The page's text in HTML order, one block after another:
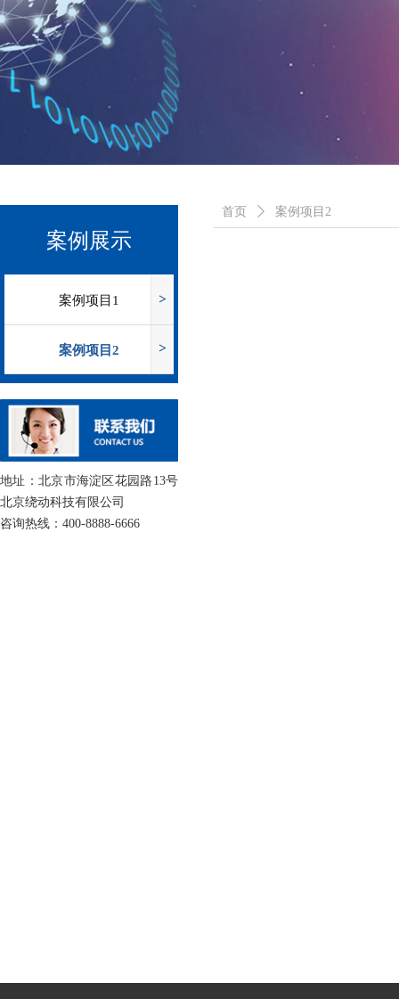
首页 ꄲ 案例项目2
案例展示
案例项目1
案例项目2
地址：北京市海淀区花园路13号
北京绕动科技有限公司
咨询热线：400-8888-6666